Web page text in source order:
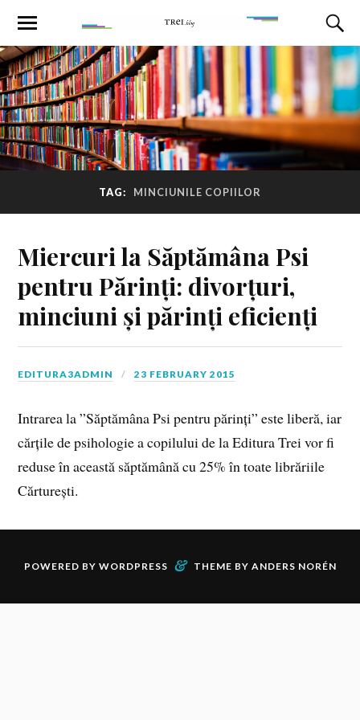
TAG: MINCIUNILE COPIILOR
Miercuri la Săptămâna Psi
pentru Părinți: divorțuri,
minciuni și părinți eficienți
EDITURA3ADMIN 23 FEBRUARY 2015
Intrarea la ”Săptămâna Psi pentru părinți” este liberă, iar
cărțile de psihologie a copilului de la Editura Trei vor fi
reduse în această săptămână cu 25% în toate librăriile
Cărturești.
POWERED BY WORDPRESS & THEME BY ANDERS NORÉN